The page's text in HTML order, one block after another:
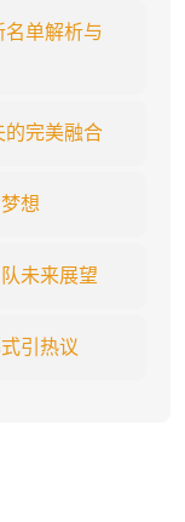
名单解析与
的完美融合
想
未来展望
引热议